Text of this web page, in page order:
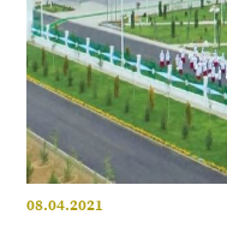
08.04.2021